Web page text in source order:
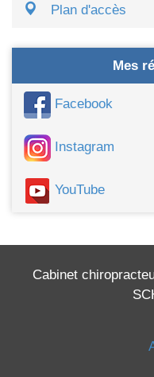
Plan d'accès
Mes
Facebook
Instagram
YouTube
Cabinet